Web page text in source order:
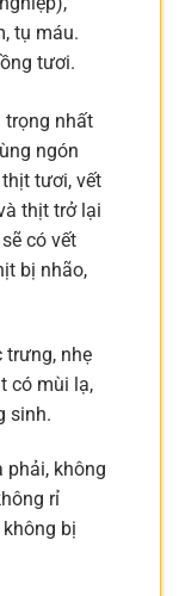
tụ máu.
tươi.
nhất
ngón
tươi, vết
thịt trở lại
có vết
bị nhão,
nhẹ
có mùi lạ,
sinh.
không
rỉ
bị